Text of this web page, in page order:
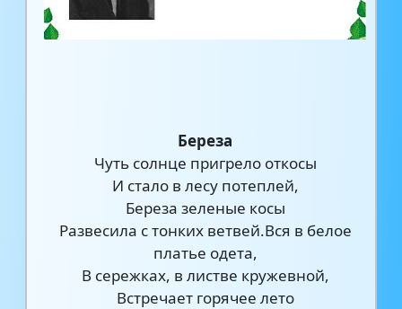
Береза
Чуть солнце пригрело откосы
И стало в лесу потеплей,
Береза зеленые косы
Развесила с тонких ветвей.Вся в белое
платье одета,
В сережках, в листве кружевной,
Встречает горячее лето